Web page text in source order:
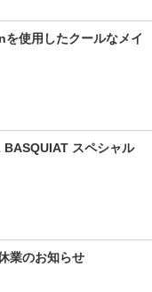
使用したクールなメイ
スペシャル
業のお知らせ